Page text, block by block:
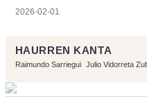
2026-02-01
HAURREN KANTA
Raimundo Sarriegui Julio Vidorreta